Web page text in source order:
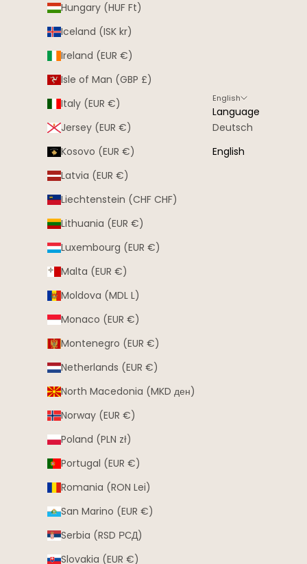
Hungary (HUF Ft)
Iceland (ISK kr)
Ireland (EUR €)
Isle of Man (GBP £)
Italy (EUR €)
Jersey (EUR €)
Kosovo (EUR €)
Latvia (EUR €)
Liechtenstein (CHF CHF)
Lithuania (EUR €)
Luxembourg (EUR €)
Malta (EUR €)
Moldova (MDL L)
Monaco (EUR €)
Montenegro (EUR €)
Netherlands (EUR €)
North Macedonia (MKD ден)
Norway (EUR €)
Poland (PLN zł)
Portugal (EUR €)
Romania (RON Lei)
San Marino (EUR €)
Serbia (RSD РСД)
Slovakia (EUR €)
English
Language
Deutsch
English